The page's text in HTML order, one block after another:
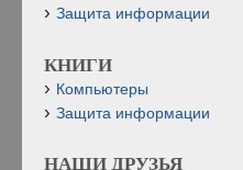
Защита информации
КНИГИ
Компьютеры
Защита информации
НАШИ ДРУЗЬЯ